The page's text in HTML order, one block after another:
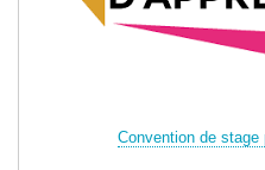
Convention de